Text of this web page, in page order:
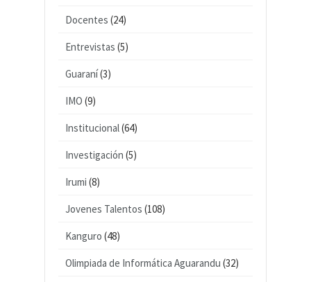
Docentes (24)
Entrevistas (5)
Guaraní(3)
IMO (9)
Institucional(64)
Investigación (5)
Irumi (8)
Jovenes Talentos (108)
Kanguro (48)
Olimpiada de Informática Aguarandu (32)